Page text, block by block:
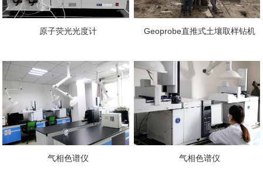
原子荧光光度计 Geoprobe直推式土壤取样钻机
气相色谱仪 气相色谱仪